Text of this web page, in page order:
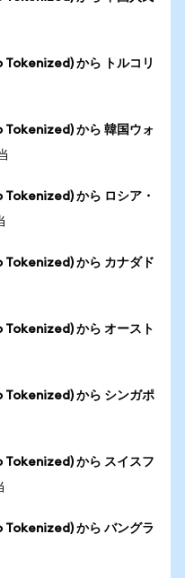
から トルコリ
から 韓国ウォ
から ロシア・
から カナダド
から オースト
から シンガポ
から スイスフ
から バングラ